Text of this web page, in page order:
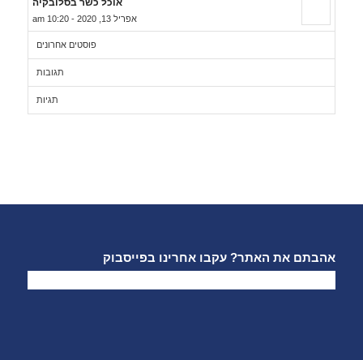
אוכל כשר בסלובקיה
אפריל 13, 2020 - 10:20 am
פוסטים אחרונים
תגובות
תגיות
אהבתם את האתר? עקבו אחרינו בפייסבוק